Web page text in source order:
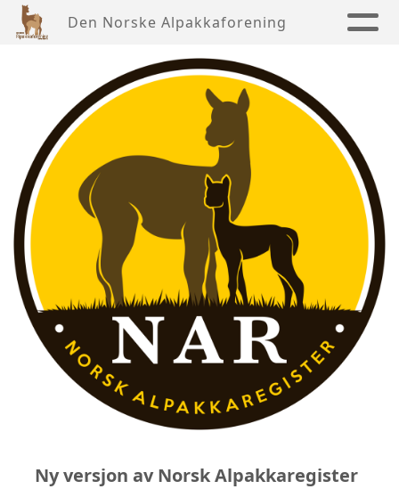
Den Norske Alpakkaforening
Ny versjon av Norsk Alpakkaregister